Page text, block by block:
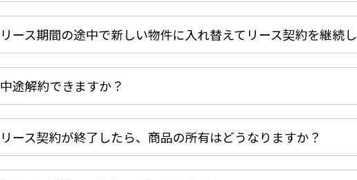
リース期間の途中で新しい物件に入れ替えてリース契約を継続
中途解約できますか？
リース契約が終了したら、商品の所有はどうなりますか？